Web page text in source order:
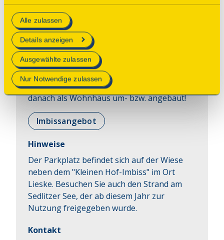
technisch notwendig und für den Betrieb der Webseite
erforderlich sind.
Mehr Informationen finden Sie in unserer
Datenschutzerklärung.
Alle zulassen
Details anzeigen
Ausgewählte zulassen
Nur Notwendige zulassen
Sonntag, 13.09.2026 16:00 Uhr
Ein Wunder, dass dieses ab 1716 erbaute
Haus noch an Ort und Stelle steht! Sie
erfahren von der besonderen Bauweise
dieses Schrolzhauses und wie Tante Anna
bis 1983 die Räume genutzt hat! Es war die
erste Schule des Ortes und wurde kurz
danach als Wohnhaus um- bzw. angebaut!
Imbissangebot
Hinweise
Der Parkplatz befindet sich auf der Wiese
neben dem "Kleinen Hof-Imbiss" im Ort
Lieske. Besuchen Sie auch den Strand am
Sedlitzer See, der ab diesem Jahr zur
Nutzung freigegeben wurde.
Kontakt